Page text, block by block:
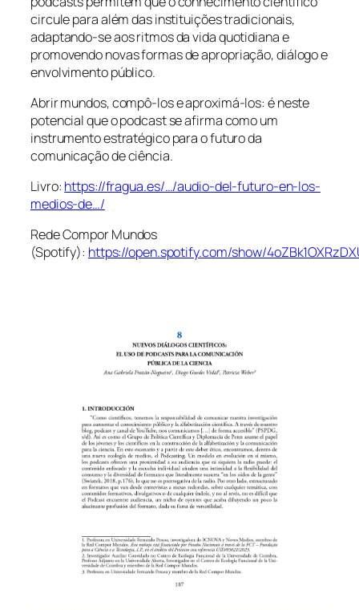
circule para além das instituições tradicionais,
adaptando-se aos ritmos da vida quotidiana e
promovendo novas formas de apropriação, diálogo e
envolvimento público.
Abrir mundos, compô-los e aproximá-los: é neste
potencial que o podcast se afirma como um
instrumento estratégico para o futuro da
comunicação de ciência.
Livro: https://fragua.es/…/audio-del-futuro-en-los-
medios-de…/
Rede Compor Mundos
(Spotify): https://open.spotify.com/show/